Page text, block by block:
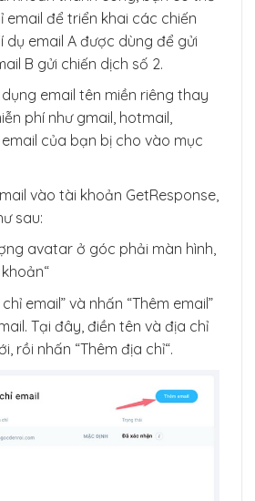
email để triển khai các chiến
dụ email A được dùng để gửi
B gửi chiến dịch số 2.
dụng email tên miền riêng thay
phí như gmail, hotmail,
của bạn bị cho vào mục
vào tài khoản GetResponse,
sau:
avatar ở góc phải màn hình,
email” và nhấn “Thêm email”
Tại đây, điền tên và địa chỉ
rồi nhấn “Thêm địa chỉ“.